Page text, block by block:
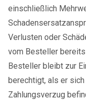
einschließlich
Verlusten oder
vom Besteller
Besteller bleibt zur
berechtigt, als er
Zahlungsverzug